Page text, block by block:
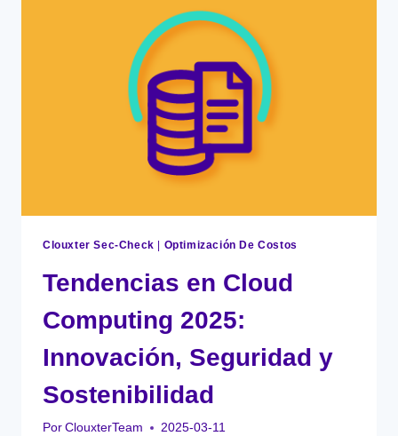
QUEMAR
DINERO
TU
STARTUP
Clouxter Sec-Check Optimización De Costos
Tendencias en Cloud
Computing 2025:
Innovación, Seguridad y
Sostenibilidad
Por ClouxterTeam 2025-03-11